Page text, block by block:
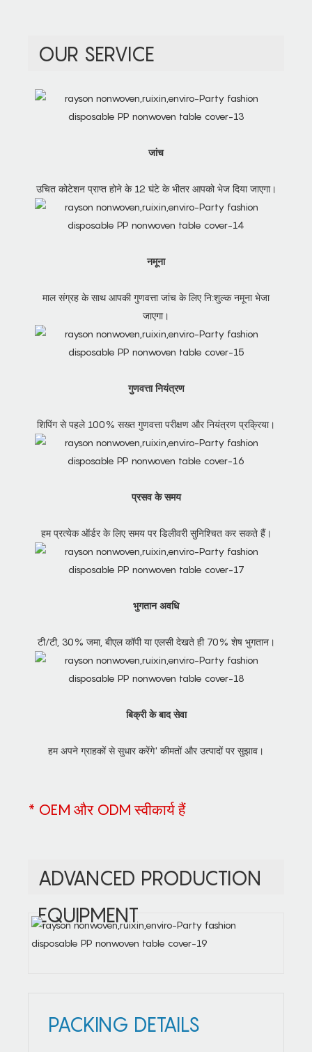
OUR SERVICE
जांच
उचित कोटेशन प्राप्त होने के 12 घंटे के भीतर आपको भेज दिया जाएगा।
नमूना
माल संग्रह के साथ आपकी गुणवत्ता जांच के लिए नि:शुल्क नमूना भेजा
जाएगा।
गुणवत्ता नियंत्रण
शिपिंग से पहले 100% सख्त गुणवत्ता परीक्षण और नियंत्रण प्रक्रिया।
प्रसव के समय
हम प्रत्येक ऑर्डर के लिए समय पर डिलीवरी सुनिश्चित कर सकते हैं।
भुगतान अवधि
टी/टी, 30% जमा, बीएल कॉपी या एलसी देखते ही 70% शेष भुगतान।
बिक्री के बाद सेवा
हम अपने ग्राहकों से सुधार करेंगे' कीमतों और उत्पादों पर सुझाव।
* OEM और ODM स्वीकार्य हैं
ADVANCED PRODUCTION
EQUIPMENT
PACKING DETAILS